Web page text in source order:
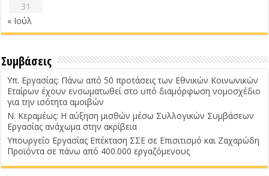
31
« Ιούλ
Συμβάσεις
Υπ. Εργασίας: Πάνω από 50 προτάσεις των Εθνικών Κοινωνικών
Εταίρων έχουν ενσωματωθεί στο υπό διαμόρφωση νομοσχέδιο
για την ισότητα αμοιβών
Ν. Κεραμέως: Η αύξηση μισθών μέσω Συλλογικών Συμβάσεων
Εργασίας ανάχωμα στην ακρίβεια
Υπουργείο Εργασίας Επέκταση ΣΣΕ σε Επισιτισμό και Ζαχαρώδη
Προϊόντα σε πάνω από 400.000 εργαζόμενους